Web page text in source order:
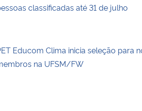
classificadas até 31 de julho
Educom Clima inicia seleção para
na UFSM/FW